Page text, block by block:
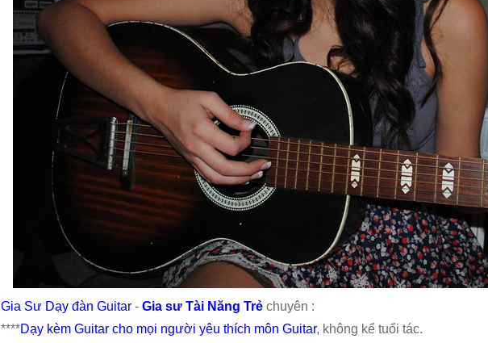
Gia Sư Dạy đàn Guitar- Gia sư Tài Năng Trẻchuyên :
****Dạy kèm Guitar cho mọi người yêu thích môn Guitar, không kể tuổi tác.